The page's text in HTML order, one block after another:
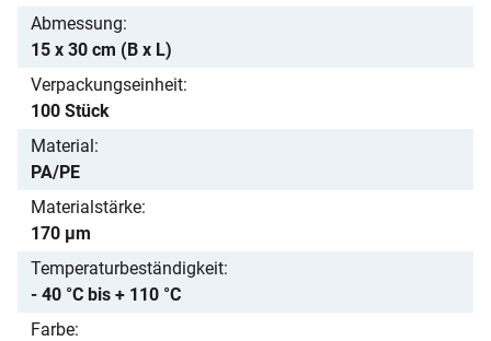
Abmessung
15 x 30 cm (B x L)
Verpackungseinheit
100 Stück
Material
PA/PE
Materialstärke
170 µm
Temperaturbeständigkeit
- 40 °C bis + 110 °C
Farbe